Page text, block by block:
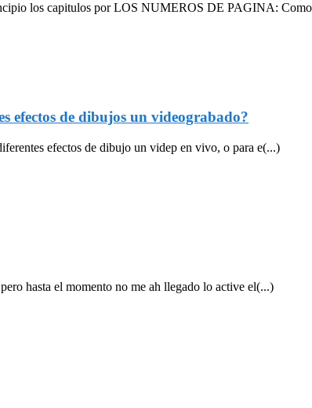
los capitulos por LOS NUMEROS DE PAGINA:
efectos de dibujos un videograbado?
efectos de dibujo un videp en vivo, o para e(...)
hasta el momento no me ah llegado lo active el(...)